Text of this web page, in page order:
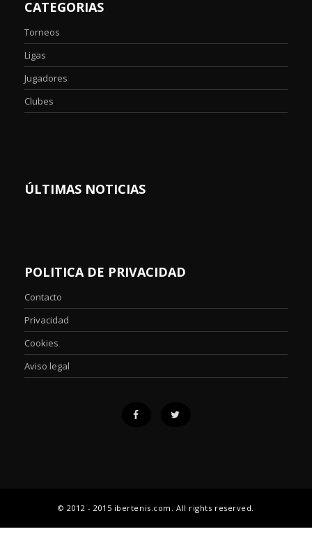
CATEGORIAS
Torneos
Ligas
Jugadores
Clubes
ÚLTIMAS NOTICIAS
POLITICA DE PRIVACIDAD
Contacto
Privacidad
Cookies
Aviso legal
© 2012 - 2015 ibertenis.com. All rights reserved.